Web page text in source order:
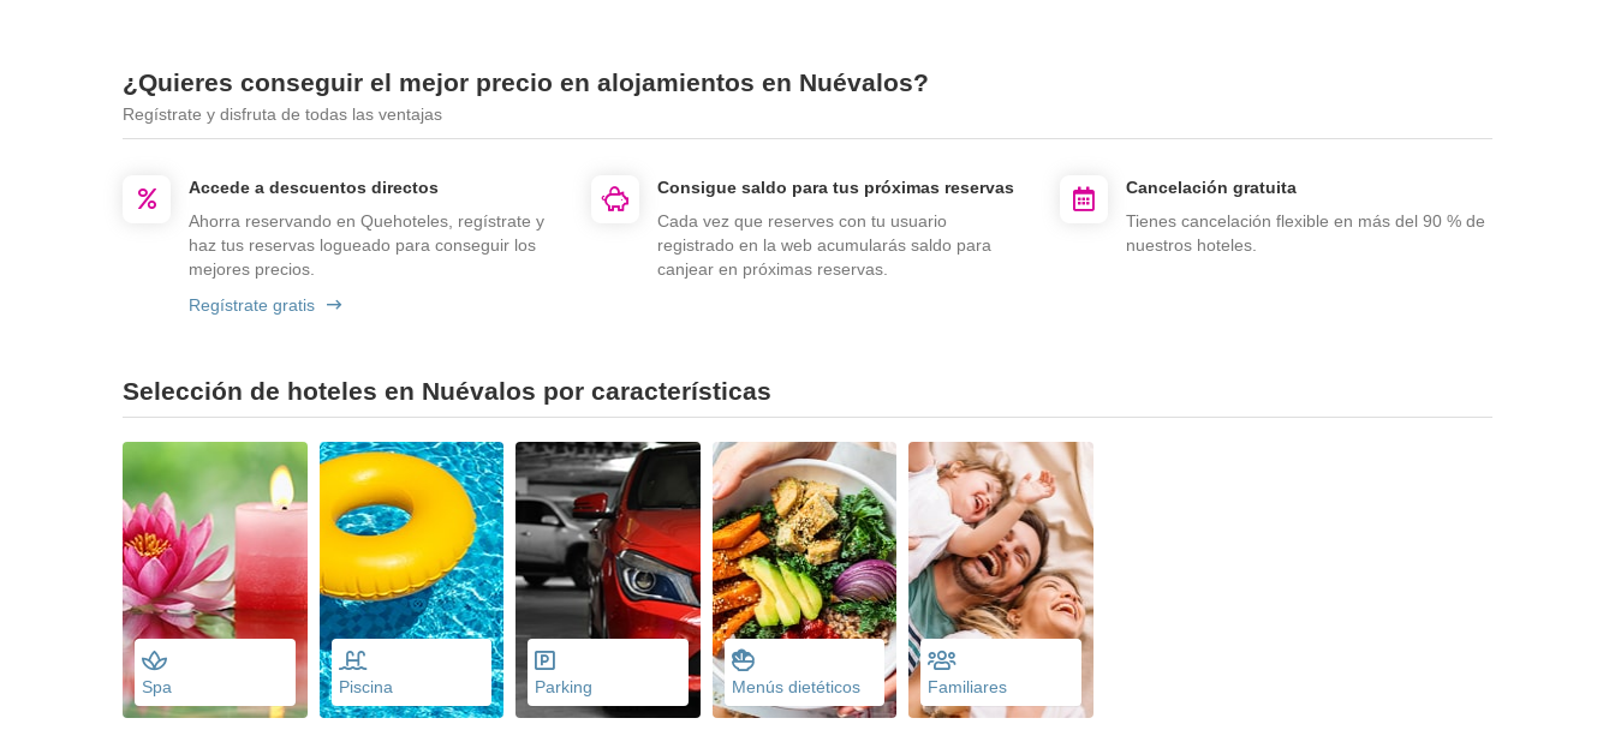
¿Quieres conseguir el mejor precio en alojamientos en Nuévalos?
Regístrate y disfruta de todas las ventajas
Accede a descuentos directos
Ahorra reservando en Quehoteles, regístrate y
haz tus reservas logueado para conseguir los
mejores precios.
Regístrate gratis
Consigue saldo para tus próximas reservas
Cada vez que reserves con tu usuario
registrado en la web acumularás saldo para
canjear en próximas reservas.
Cancelación gratuita
Tienes cancelación flexible en más del 90 % de
nuestros hoteles.
Selección de hoteles en Nuévalos por características
Spa Piscina Parking Menús dietéticos Familiares